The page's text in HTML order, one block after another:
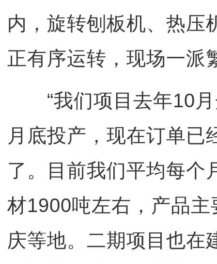
内，旋转刨板机、热压
正有序运转，现场一派
“我们项目去年10月
月底投产，现在订单已
了。目前我们平均每个
材1900吨左右，产品
庆等地。二期项目也在